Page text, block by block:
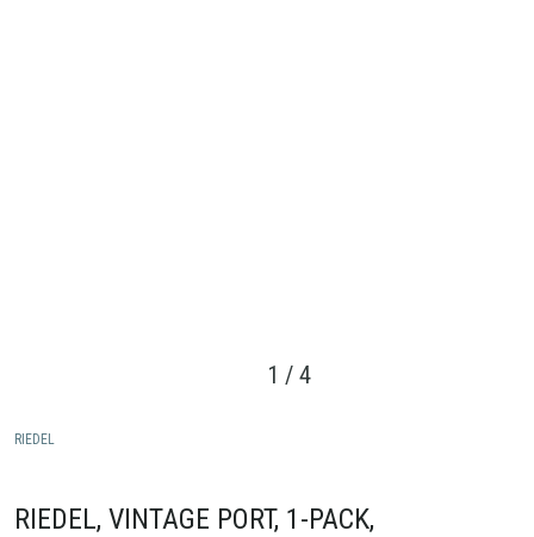
1 / 4
RIEDEL
RIEDEL, VINTAGE PORT, 1-PACK,